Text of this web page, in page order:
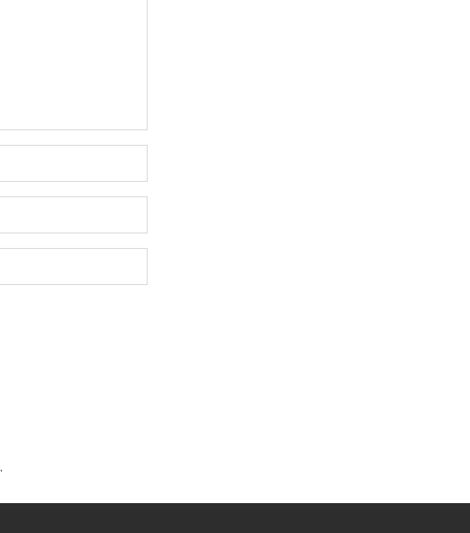
.